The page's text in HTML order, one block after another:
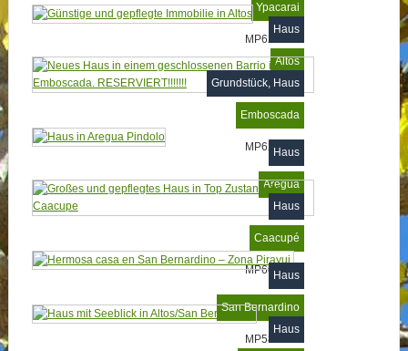
Ypacarai
MP625475
Haus
Altos
Grundstück, Haus
Emboscada
MP625261
Haus
Aregua
Haus
Caacupé
MP600827
Haus
San Bernardino
MP584824
Haus